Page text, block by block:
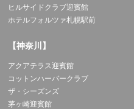
ヒルサイドクラブ迎賓館
ホテルフォルツァ札幌駅前
【神奈川】
アクアテラス迎賓館
コットンハーバークラブ
ザ・シーズンズ
茅ヶ崎迎賓館